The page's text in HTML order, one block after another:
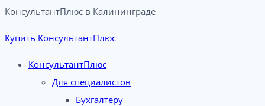
КонсультантПлюс в Калининграде​
Купить КонсультантПлюс
КонсультантПлюс
Для специалистов
Бухгалтеру